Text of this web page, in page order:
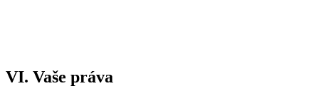
VI. Vaše práva